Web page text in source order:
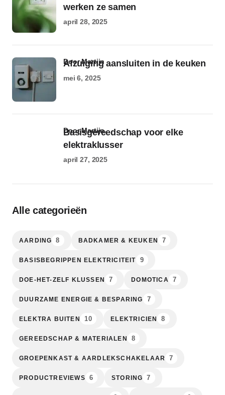
werken ze samen
april 28, 2025
Afzuiging aansluiten in de keuken
door Martijn
mei 6, 2025
Basisgereedschap voor elke
elektraklusser
door Martijn
april 27, 2025
Alle categorieën
AARDING 8 BADKAMER & KEUKEN 7
BASISBEGRIPPEN ELEKTRICITEIT 9
DOE-HET-ZELF KLUSSEN 7 DOMOTICA 7
DUURZAME ENERGIE & BESPARING 7
ELEKTRA BUITEN 10 ELEKTRICIEN 8
GEREEDSCHAP & MATERIALEN 8
GROEPENKAST & AARDLEKSCHAKELAAR 7
PRODUCTREVIEWS 6 STORING 7